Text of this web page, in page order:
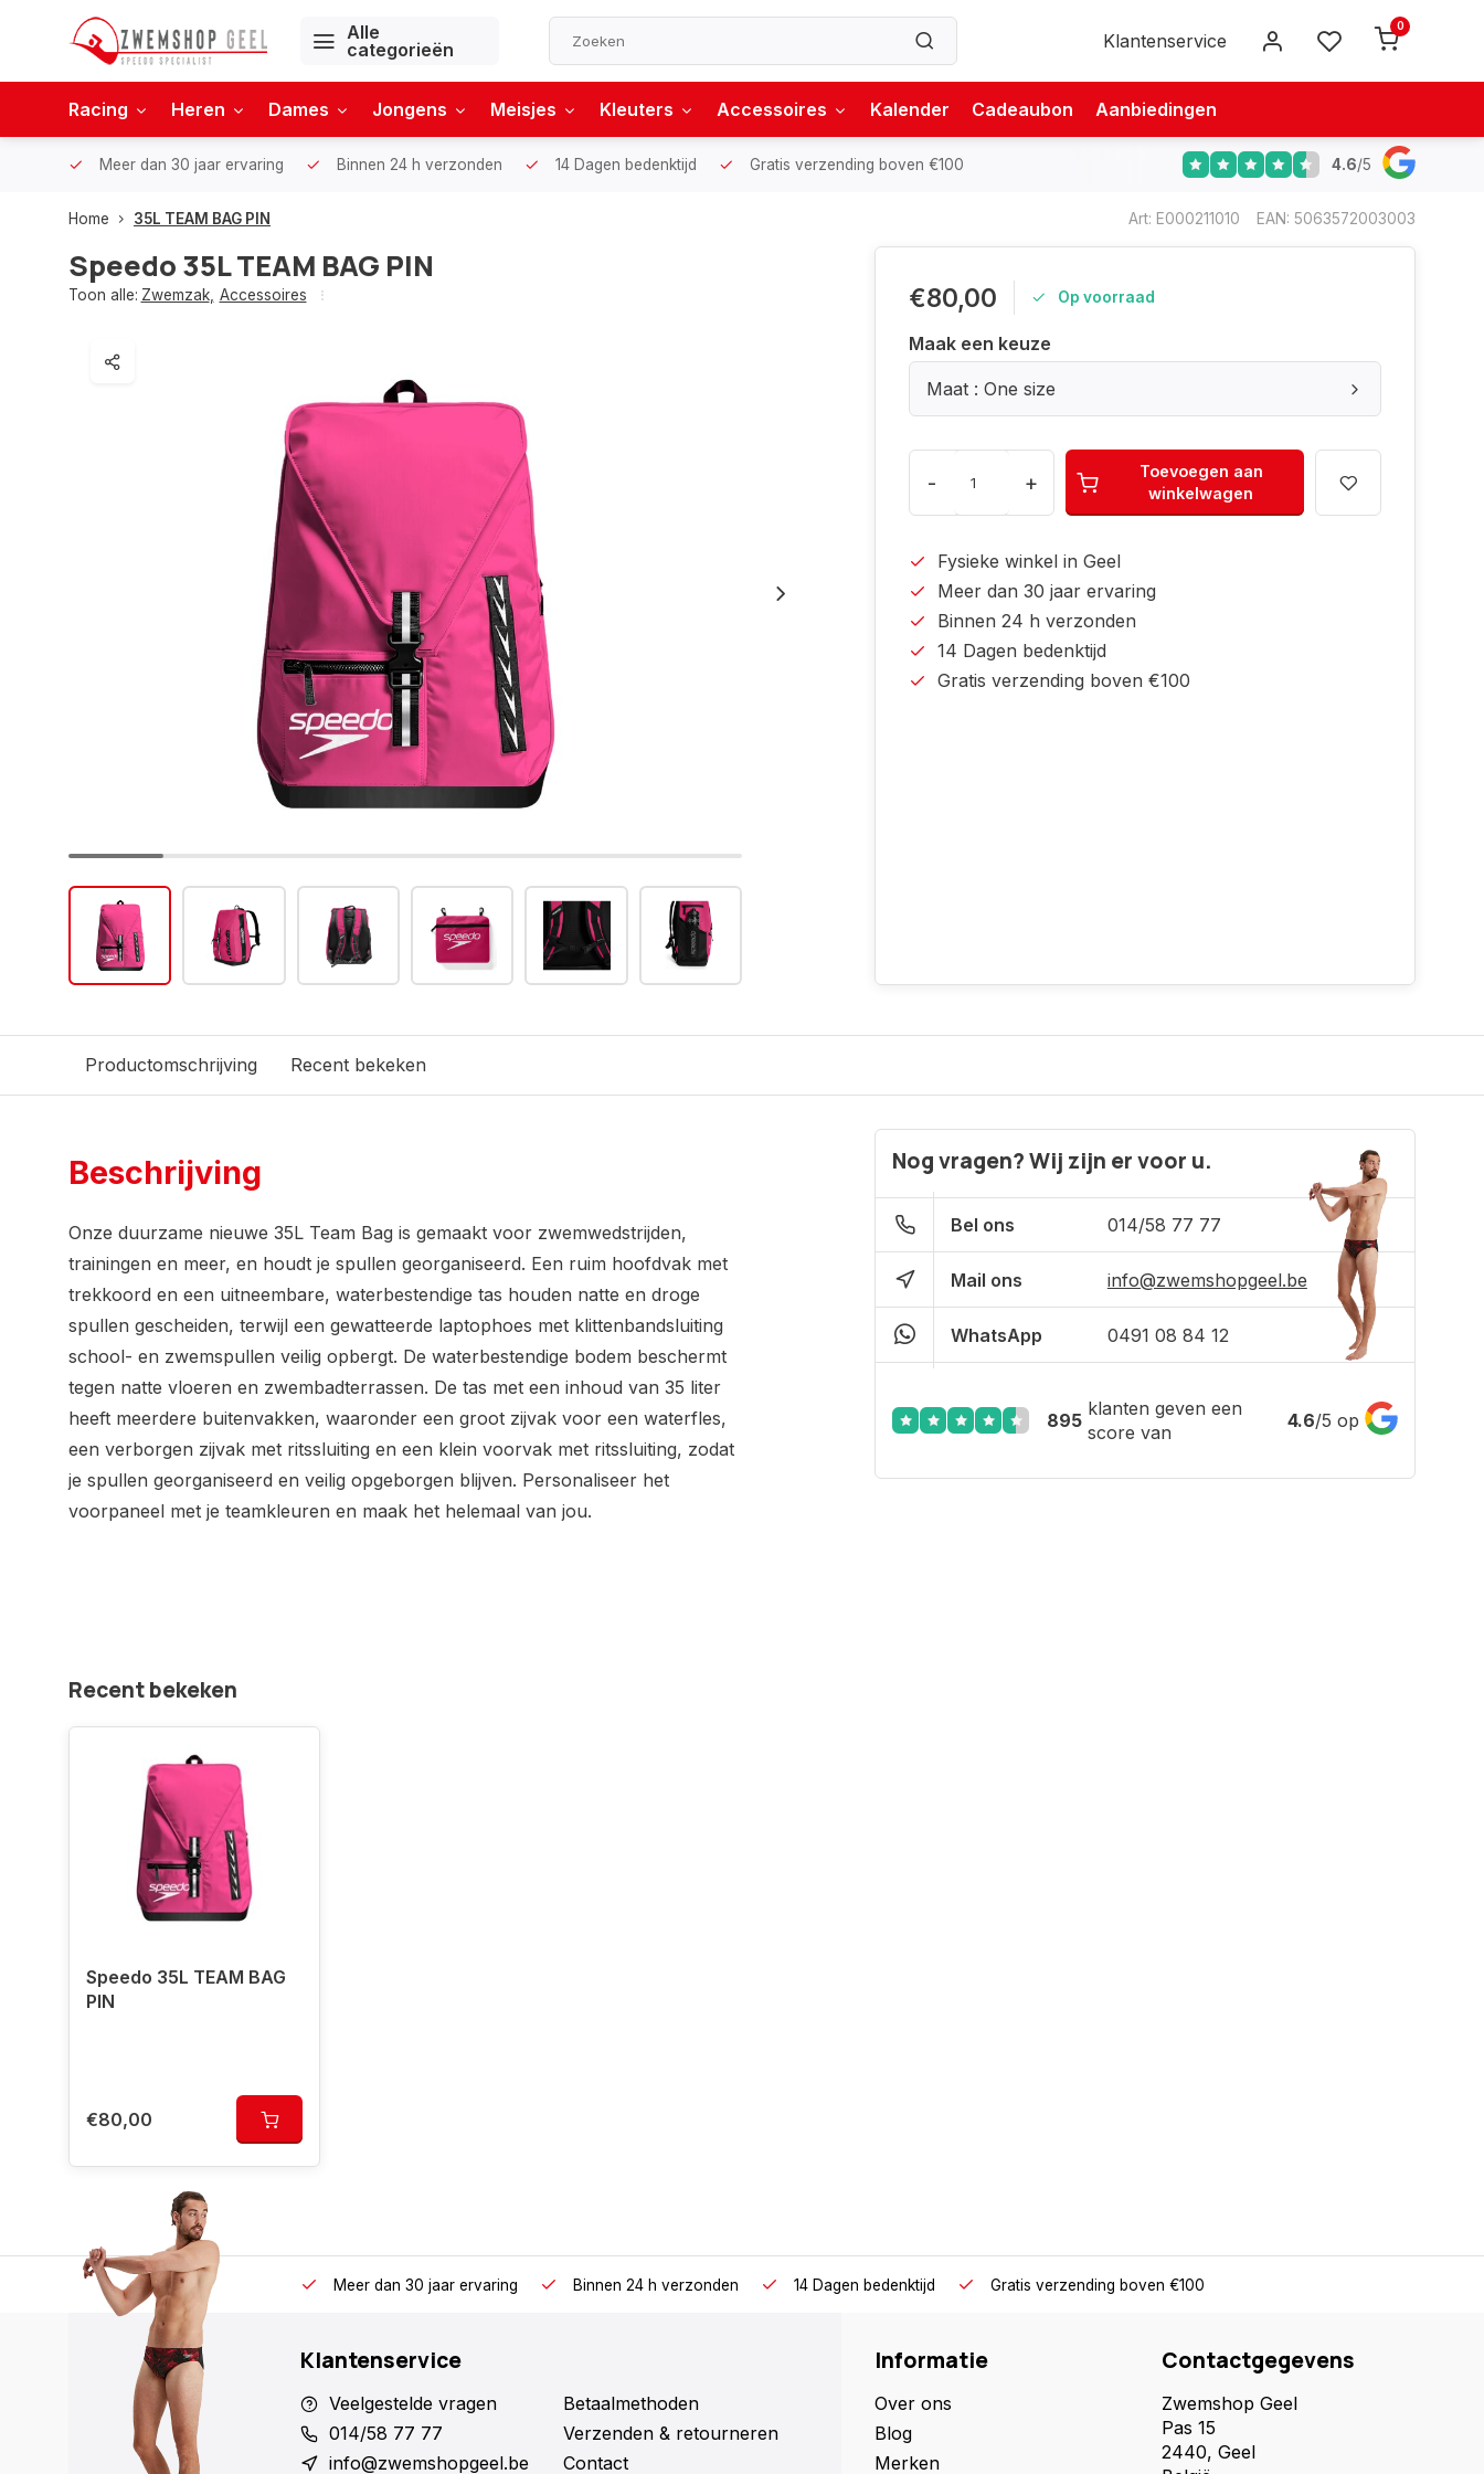
Alle
categorieën
Klantenservice
0
Racing Heren Dames Jongens Meisjes Kleuters Accessoires Kalender Cadeaubon Aanbiedingen
Meer dan 30 jaar ervaring Binnen 24 h verzonden 14 Dagen bedenktijd Gratis verzending boven €100 4.6/5
Home 35L TEAM BAG PIN Art: E000211010 EAN: 5063572003003
Speedo 35L TEAM BAG PIN
Toon alle: Zwemzak, Accessoires €80,00 Op voorraad
Maak een keuze
Maat : One size
- +
Toevoegen aan
winkelwagen
Fysieke winkel in Geel
Meer dan 30 jaar ervaring
Binnen 24 h verzonden
14 Dagen bedenktijd
Gratis verzending boven €100
Productomschrijving Recent bekeken
Beschrijving
Onze duurzame nieuwe 35L Team Bag is gemaakt voor zwemwedstrijden,
trainingen en meer, en houdt je spullen georganiseerd. Een ruim hoofdvak met
trekkoord en een uitneembare, waterbestendige tas houden natte en droge
spullen gescheiden, terwijl een gewatteerde laptophoes met klittenbandsluiting
school- en zwemspullen veilig opbergt. De waterbestendige bodem beschermt
tegen natte vloeren en zwembadterrassen. De tas met een inhoud van 35 liter
heeft meerdere buitenvakken, waaronder een groot zijvak voor een waterfles,
een verborgen zijvak met ritssluiting en een klein voorvak met ritssluiting, zodat
je spullen georganiseerd en veilig opgeborgen blijven. Personaliseer het
voorpaneel met je teamkleuren en maak het helemaal van jou.
Nog vragen? Wij zijn er voor u.
Bel ons 014/58 77 77
Mail ons info@zwemshopgeel.be
WhatsApp 0491 08 84 12
895
klanten geven een
score van
4.6/5 op
Recent bekeken
Speedo 35L TEAM BAG
PIN
€80,00
Meer dan 30 jaar ervaring Binnen 24 h verzonden 14 Dagen bedenktijd Gratis verzending boven €100
Klantenservice
Veelgestelde vragen
014/58 77 77
info@zwemshopgeel.be
Betaalmethoden
Verzenden & retourneren
Contact
Informatie
Over ons
Blog
Merken
Contactgegevens
Zwemshop Geel
Pas 15
2440, Geel